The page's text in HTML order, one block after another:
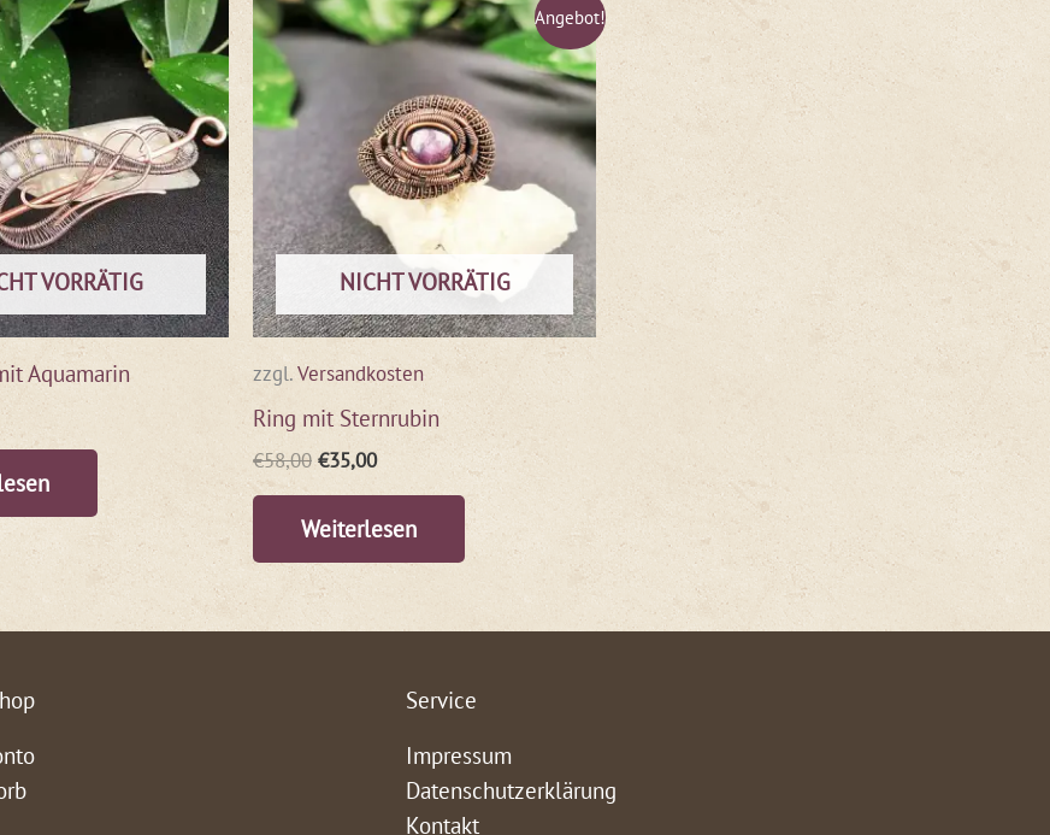
VORRÄTIG
Aquamarin
Angebot!
NICHT VORRÄTIG
zzgl.Versandkosten
Ring mit Sternrubin
€58,00
Ursprünglicher
Preis
€35,00
Aktueller
Preis
Weiterlesen
Service
Impressum
Datenschutzerklärung
Kontakt